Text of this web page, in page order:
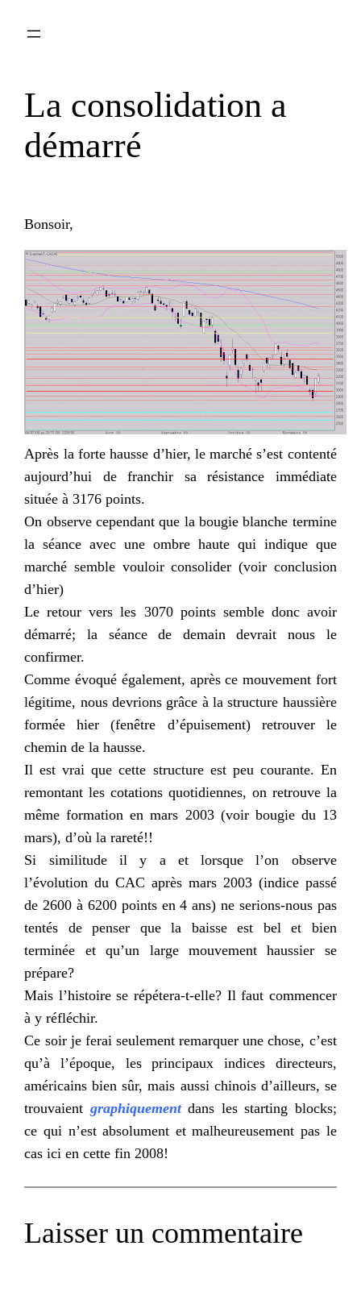
La consolidation a
démarré
Bonsoir,
Après la forte hausse d’hier, le marché s’est contenté
aujourd’hui de franchir sa résistance immédiate
située à 3176 points.
On observe cependant que la bougie blanche termine
la séance avec une ombre haute qui indique que
marché semble vouloir consolider (voir conclusion
d’hier)
Le retour vers les 3070 points semble donc avoir
démarré; la séance de demain devrait nous le
confirmer.
Comme évoqué également, après ce mouvement fort
légitime, nous devrions grâce à la structure haussière
formée hier (fenêtre d’épuisement) retrouver le
chemin de la hausse.
Il est vrai que cette structure est peu courante. En
remontant les cotations quotidiennes, on retrouve la
même formation en mars 2003 (voir bougie du 13
mars), d’où la rareté!!
Si similitude il y a et lorsque l’on observe
l’évolution duCAC après mars 2003 (indice passé
de 2600 à 6200 points en 4 ans) ne serions-nous pas
tentés de penser que la baisse est bel et bien
terminée et qu’un large mouvement haussier se
prépare?
Mais l’histoire se répétera-t-elle? Il faut commencer
à y réfléchir.
Ce soir je ferai seulement remarquer une chose, c’est
qu’à l’époque, les principaux indices directeurs,
américains bien sûr, mais aussi chinois d’ailleurs, se
trouvaient graphiquementdans lesstarting blocks;
ce qui n’est absolument et malheureusement pas le
cas ici en cette fin 2008!
Laisser un commentaire